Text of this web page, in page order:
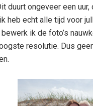
duurt ongeveer een
echt alle tijd voor
ik de foto’s
resolutie. Dus